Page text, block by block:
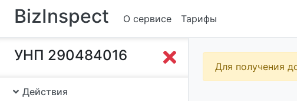
BizInspect О сервисе Тарифы
УНП 290484016
Действия
Для получения